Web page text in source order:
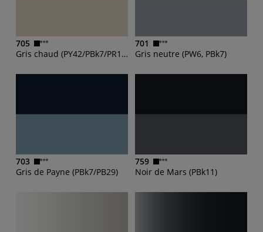
705
Gris chaud (PY42/PBk7/PR101/PW6)
701
Gris neutre (PW6, PBk7)
703
Gris de Payne (PBk7/PB29)
759
Noir de Mars (PBk11)